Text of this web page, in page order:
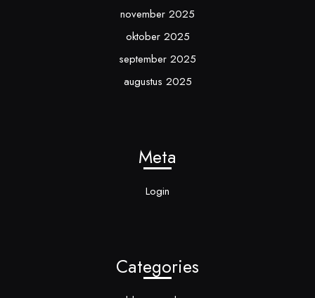
november 2025
oktober 2025
september 2025
augustus 2025
Meta
Login
Categories